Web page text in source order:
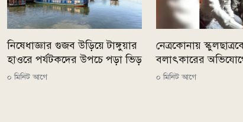
নিষেধাজ্ঞার গুজব উড়িয়ে টাঙ্গুয়ার
হাওরে পর্যটকদের উপচে পড়া ভিড়
০ মিনিট আগে
নেত্রকোনায়
বলাৎকারের
০ মিনিট আগে